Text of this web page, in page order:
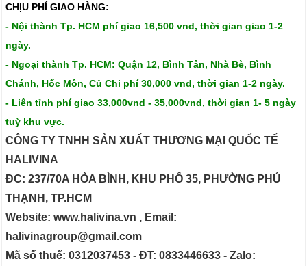
CHỊU PHÍ GIAO HÀNG:
- Nội thành Tp. HCM phí giao 16,500 vnd, thời gian giao 1-2
ngày.
- Ngoại thành Tp. HCM: Quận 12, Bình Tân, Nhà Bè, Bình
Chánh, Hốc Môn, Củ Chi phí 30,000 vnd, thời gian 1-2 ngày.
- Liên tỉnh phí giao 33,000vnd - 35,000vnd, thời gian 1- 5 ngày
tuỳ khu vực.
CÔNG TY TNHH SẢN XUẤT THƯƠNG MẠI QUỐC TẾ
HALIVINA
ĐC: 237/70A HÒA BÌNH, KHU PHỐ 35, PHƯỜNG PHÚ
THẠNH, TP.HCM
Website: www.halivina.vn , Email:
halivinagroup@gmail.com
Mã số thuế: 0312037453 - ĐT: 0833446633 - Zalo: